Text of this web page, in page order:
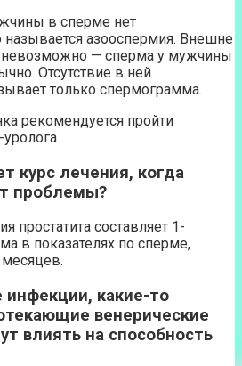
в сперме нет
азооспермия. Внешне
невозможно — сперма у мужчины
Отсутствие в ней
только спермограмма.
рекомендуется пройти
курс лечения, когда
проблемы?
простатита составляет 1-
в показателях по сперме,
какие-то
венерические
влиять на способность